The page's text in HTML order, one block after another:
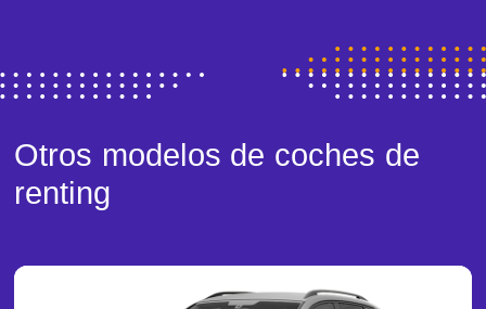
Otros modelos de coches de
renting